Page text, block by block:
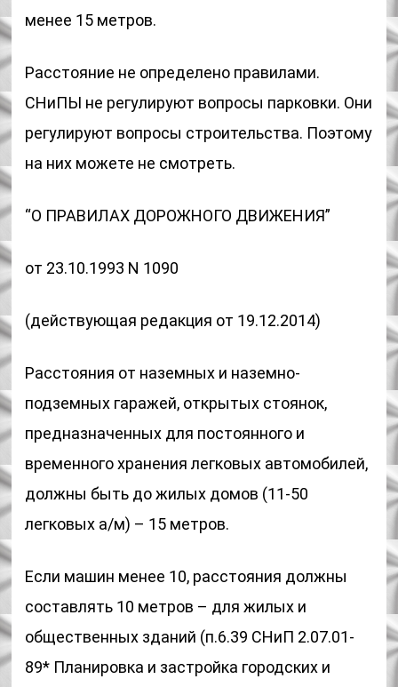
менее 15 метров.
Расстояние не определено правилами.
СНиПЫ не регулируют вопросы парковки. Они
регулируют вопросы строительства. Поэтому
на них можете не смотреть.
“О ПРАВИЛАХ ДОРОЖНОГО ДВИЖЕНИЯ”
от 23.10.1993 N 1090
(действующая редакция от 19.12.2014)
Расстояния от наземных и наземно-
подземных гаражей, открытых стоянок,
предназначенных для постоянного и
временного хранения легковых автомобилей,
должны быть до жилых домов (11-50
легковых а/м) – 15 метров.
Если машин менее 10, расстояния должны
составлять 10 метров – для жилых и
общественных зданий (п.6.39 СНиП 2.07.01-
89* Планировка и застройка городских и